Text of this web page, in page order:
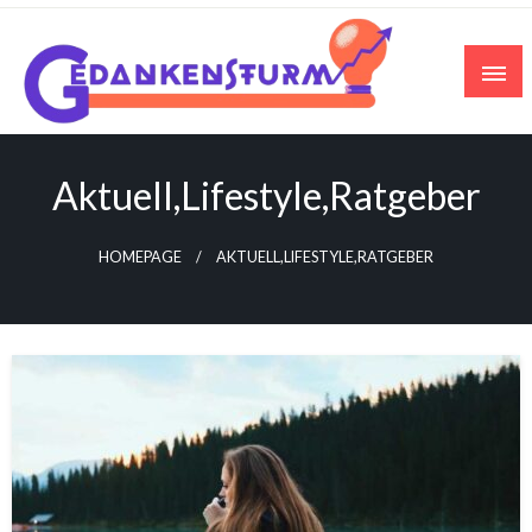
Skip
content
Aktuell,Lifestyle,Ratgeber
HOMEPAGE AKTUELL,LIFESTYLE,RATGEBER